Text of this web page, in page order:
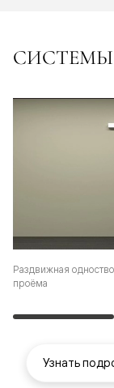
Раздвижная
проёма
Узнать